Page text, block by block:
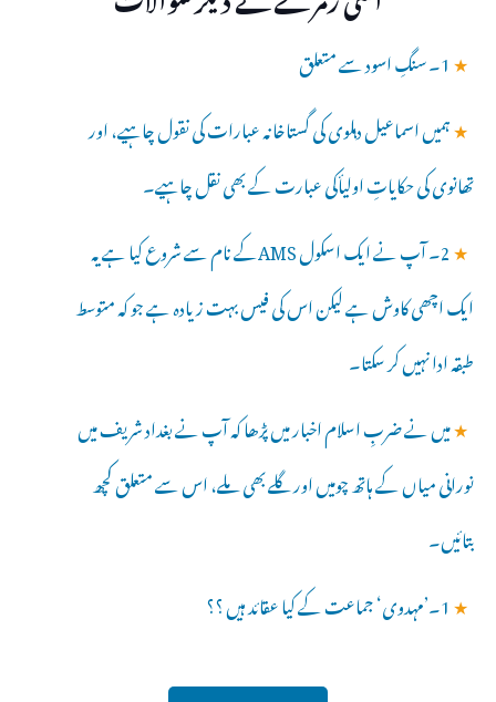
★1۔ سنگِ اسود سے متعلق
★ہمیں اسماعیل دہلوی کی گستاخانہ عبارات کی نقول چاہیے، اور
تھانوی کی حکایاتِ اولیأکی عبارت کے بھی نقل چاہیے۔
★
2۔ آپ نے ایک اسکول AMSکے نام سے شروع کیا ہے یہ
ایک اچھی کاوش ہے لیکن اس کی فیس بہت زیادہ ہے جو کہ متوسط
طبقہ ادا نہیں کر سکتا۔
★میں نے ضربِ اسلام اخبار میں پڑھا کہ آپ نے بغداد شریف میں
نورانی میاں کے ہاتھ چومیں اور گلے بھی ملے، اس سے متعلق کچھ
بتائیں۔
★1۔’مہدوی‘ جماعت کے کیا عقائد ہیں ؟؟